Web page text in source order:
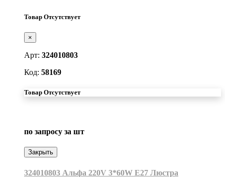
Товар Отсутствует
×
Арт: 324010803
Код: 58169
Товар Отсутствует
по запросу за шт
Закрыть
324010803 Альфа 220V 3*60W Е27 Люстра